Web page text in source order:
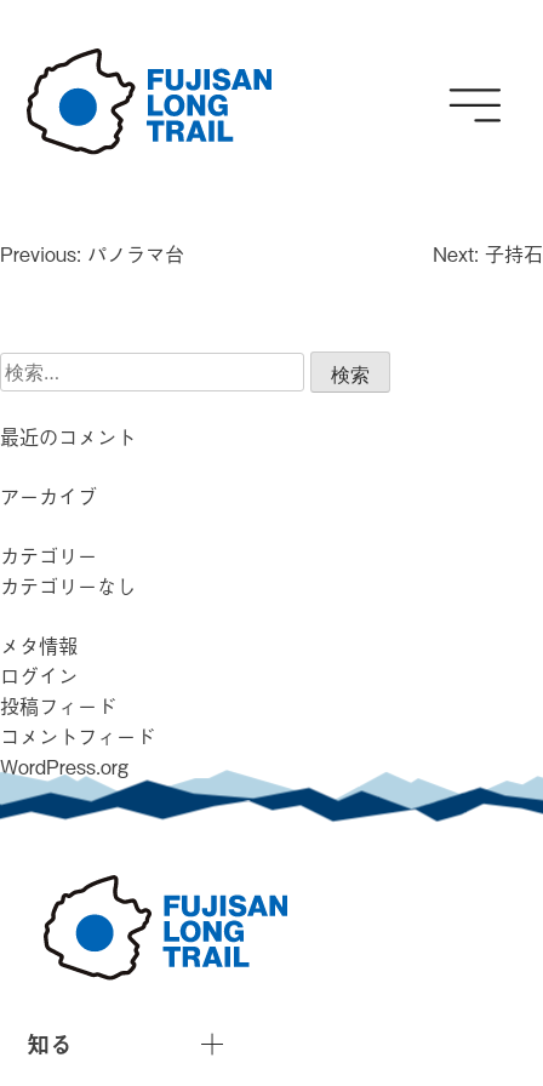
content
投
ゲ
シ
ン
Previous: パノラマ台 Next: 子持石
検
索:
最近のコメント
アーカイブ
カテゴリー
カテゴリーなし
メタ情報
ログイン
投稿フィード
コメントフィード
WordPress.org
知る